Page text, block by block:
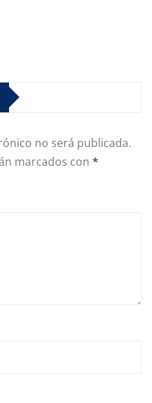
no será publicada.
marcados con *